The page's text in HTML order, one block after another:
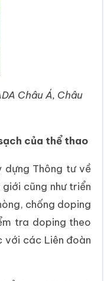
Châu Á, Châu
của thể thao
dựng Thông tư về
cũng như triển
chống doping
tra doping theo
với các Liên đoàn